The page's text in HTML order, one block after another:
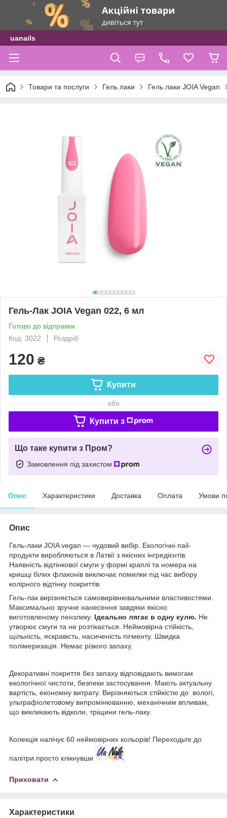
uanails
Товари та послуги Гель лаки Гель лаки JOIA Vegan
Гель-Лак JOIA Vegan 022, 6 мл
Готово до відправки
Код: 3022
Роздріб
120 ₴
Купити
або
Купити з
Що таке купити з Пром?
Замовлення під захистом
Опис Характеристики Доставка Оплата Умови
Опис
Гель-лаки JOIA vegan — чудовий вибір. Екологічні nail-
продукти виробляються в Латвії з якісних інгредієнтів.
Наявність відтінкової смуги у формі краплі та номера на
кришці білих флаконів виключає помилки під час вибору
колірного відтінку покриттів.
Гель-лак вирізняється самовирівнювальними властивостями.
Максимально зручне нанесення завдяки якісно
виготовленому пензлику. Ідеально лягає в одну кулю. Не
утворює смуги та не розтікається. Неймовірна стійкість,
щільність, яскравість, насиченість пігменту. Швидка
полімеризація. Немає різкого запаху.
Декоративні покриття без запаху відповідають вимогам
екологічної чистоти, безпеки застосування. Мають актуальну
вартість, економну витрату. Вирізняються стійкістю до вологі,
ультрафіолетовому випромінюванню, механічним впливам,
що викликають відколи, тріщини гель-лаку.
Колекція налічує 60 неймовірних кольорів! Переходьте до
палітри просто клікнувши
Приховати
Характеристики